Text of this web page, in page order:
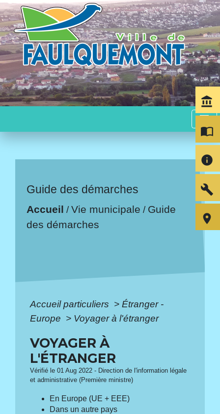
menu
Guide des démarches
Accueil /Vie municipale / Guide
des démarches
Accueil particuliers > Étranger -
Europe > Voyager à l'étranger
VOYAGER À
L'ÉTRANGER
Vérifié le 01 Aug 2022 - Direction de l'information légale
et administrative (Première ministre)
En Europe (UE + EEE)
Dans un autre pays
account_balance
import_contacts
info
build
room